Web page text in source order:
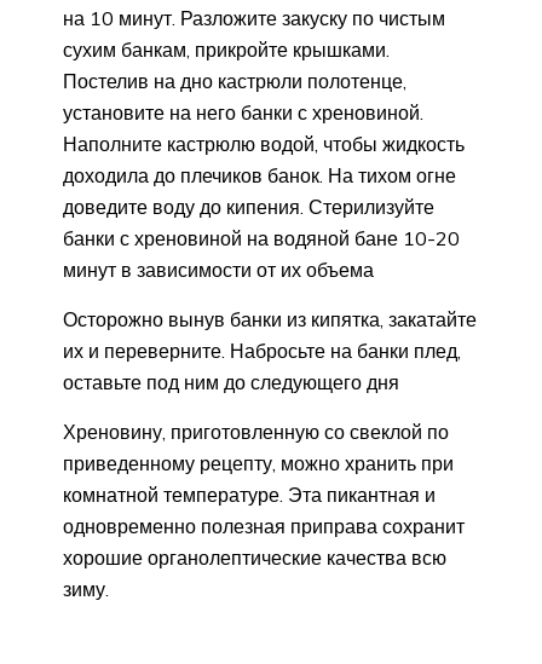
на 10 минут. Разложите закуску по чистым
сухим банкам, прикройте крышками.
Постелив на дно кастрюли полотенце,
установите на него банки с хреновиной.
Наполните кастрюлю водой, чтобы жидкость
доходила до плечиков банок. На тихом огне
доведите воду до кипения. Стерилизуйте
банки с хреновиной на водяной бане 10-20
минут в зависимости от их объема
Осторожно вынув банки из кипятка, закатайте
их и переверните. Набросьте на банки плед,
оставьте под ним до следующего дня
Хреновину, приготовленную со свеклой по
приведенному рецепту, можно хранить при
комнатной температуре. Эта пикантная и
одновременно полезная приправа сохранит
хорошие органолептические качества всю
зиму.